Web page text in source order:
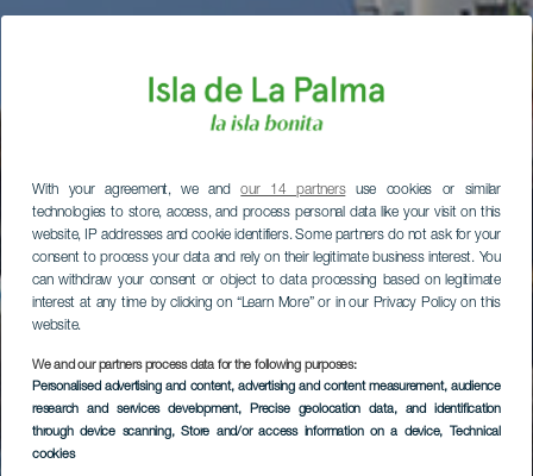
With your agreement, we andour 14 partnersuse cookies or similar
technologies to store, access, and process personal data like your visit on this
website, IP addresses and cookie identifiers. Some partners do not ask for your
consent to process your data and rely on their legitimate business interest. You
can withdraw your consent or object to data processing based on legitimate
interest at any time by clicking on “Learn More” or in our Privacy Policy on this
website.
We and our partners process data for the following purposes:
Personalised advertising and content, advertising and content measurement, audience
research and services development, Precise geolocation data, and identification
through device scanning, Store and/or access information on a device, Technical
cookies